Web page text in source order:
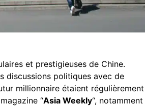
et prestigieuses de Chine.
discussions politiques avec de
millionnaire étaient régulièrement
“Asia Weekly“, notamment